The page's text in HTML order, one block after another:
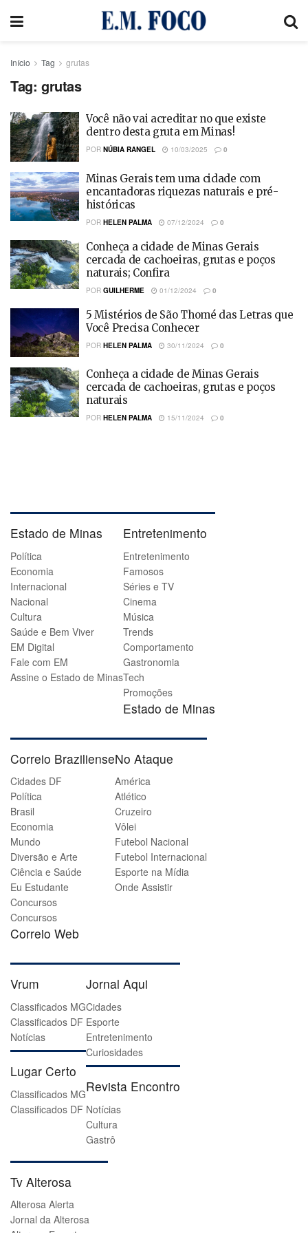
Início Tag grutas
Tag: grutas
Você não vai acreditar no que existe
dentro desta gruta em Minas!
POR NÚBIA RANGEL 10/03/2025 0
Minas Gerais tem uma cidade com
encantadoras riquezas naturais e pré-
históricas
POR HELEN PALMA 07/12/2024 0
Conheça a cidade de Minas Gerais
cercada de cachoeiras, grutas e poços
naturais; Confira
POR GUILHERME 01/12/2024 0
5 Mistérios de São Thomé das Letras que
Você Precisa Conhecer
POR HELEN PALMA 30/11/2024 0
Conheça a cidade de Minas Gerais
cercada de cachoeiras, grutas e poços
naturais
POR HELEN PALMA 15/11/2024 0
Estado de Minas
Política
Economia
Internacional
Nacional
Cultura
Saúde e Bem Viver
EM Digital
Fale com EM
Assine o Estado de Minas
Entretenimento
Entretenimento
Famosos
Séries e TV
Cinema
Música
Trends
Comportamento
Gastronomia
Tech
Promoções
Estado de Minas
Correio Braziliense
Cidades DF
Política
Brasil
Economia
Mundo
Diversão e Arte
Ciência e Saúde
Eu Estudante
Concursos
Concursos
Correio Web
No Ataque
América
Atlético
Cruzeiro
Vôlei
Futebol Nacional
Futebol Internacional
Esporte na Mídia
Onde Assistir
Vrum
Classificados MG
Classificados DF
Notícias
Lugar Certo
Classificados MG
Classificados DF
Jornal Aqui
Cidades
Esporte
Entretenimento
Curiosidades
Revista Encontro
Notícias
Cultura
Gastrô
Tv Alterosa
Alterosa Alerta
Jornal da Alterosa